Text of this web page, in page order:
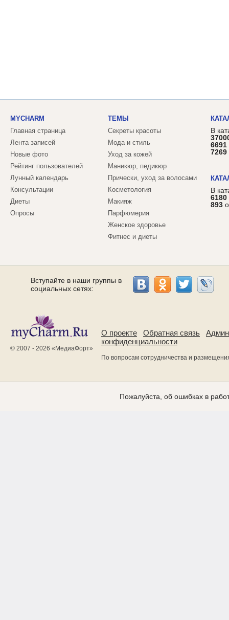
MYCHARM
Главная страница
Лента записей
Новые фото
Рейтинг пользователей
Лунный календарь
Консультации
Диеты
Опросы
ТЕМЫ
Секреты красоты
Мода и стиль
Уход за кожей
Маникюр, педикюр
Прически, уход за волосами
Косметология
Макияж
Парфюмерия
Женское здоровье
Фитнес и диеты
В
6691
7269
В
6180
893
Вступайте в наши группы в
социальных сетях:
© 2007 - 2026 « МедиаФорт»
О проекте Обратная связь
конфиденциальности
По вопросам сотрудничества и
Пожалуйста, об ошибках в